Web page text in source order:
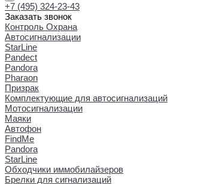
+7 (495) 324-23-43
Заказать звонок
Контроль Охрана
Автосигнализации
StarLine
Pandect
Pandora
Pharaon
Призрак
Комплектующие для автосигнализаций
Мотосигнализации
Маяки
Автофон
FindMe
Pandora
StarLine
Обходчики иммобилайзеров
Брелки для сигнализаций